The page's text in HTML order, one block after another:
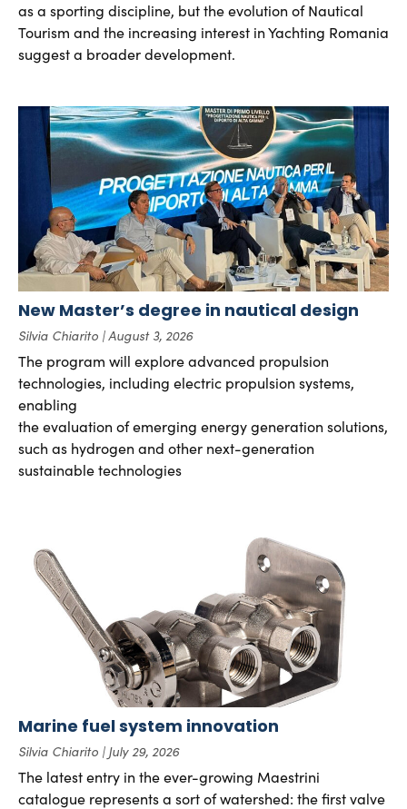
as a sporting discipline, but the evolution of Nautical
Tourism and the increasing interest in Yachting Romania
suggest a broader development.
New Master’s degree in nautical design
Silvia Chiarito August 3, 2026
The program will explore advanced propulsion
technologies, including electric propulsion systems,
enabling
the evaluation of emerging energy generation solutions,
such as hydrogen and other next-generation
sustainable technologies
Marine fuel system innovation
Silvia Chiarito July 29, 2026
The latest entry in the ever-growing Maestrini
catalogue represents a sort of watershed: the first valve